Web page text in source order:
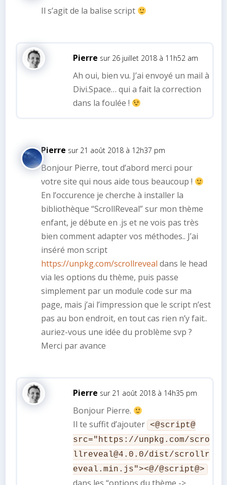
Il s’agit de la balise script
Pierre sur 26 juillet 2018 à 11h52 am
Ah oui, bien vu. J’ai envoyé un mail à
Divi.Space… qui a fait la correction
dans la foulée !
Pierre sur 21 août 2018 à 12h37 pm
Bonjour Pierre, tout d’abord merci pour
votre site qui nous aide tous beaucoup !
En l’occurence je cherche à installer la
bibliothèque “ScrollReveal” sur mon thème
enfant, je débute en .js et ne vois pas très
bien comment adapter vos méthodes.. J’ai
inséré mon script
https://unpkg.com/scrollreveal dans le head
via les options du thème, puis passe
simplement par un module code sur ma
page, mais j’ai l’impression que le script n’est
pas au bon endroit, en tout cas rien n’y fait..
auriez-vous une idée du problème svp ?
Merci par avance
Pierre sur 21 août 2018 à 14h35 pm
Bonjour Pierre.
Il te suffit d’ajouter <@script@
src="https://unpkg.com/scro
llreveal@4.0.0/dist/scrollr
eveal.min.js"><@/@script@>